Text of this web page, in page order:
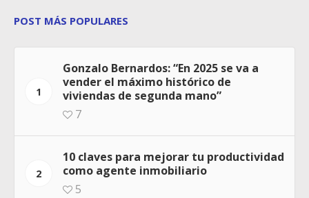
POST MÁS POPULARES
1
Gonzalo Bernardos: “En 2025 se va a
vender el máximo histórico de
viviendas de segunda mano”
7
2
10 claves para mejorar tu productividad
como agente inmobiliario
5